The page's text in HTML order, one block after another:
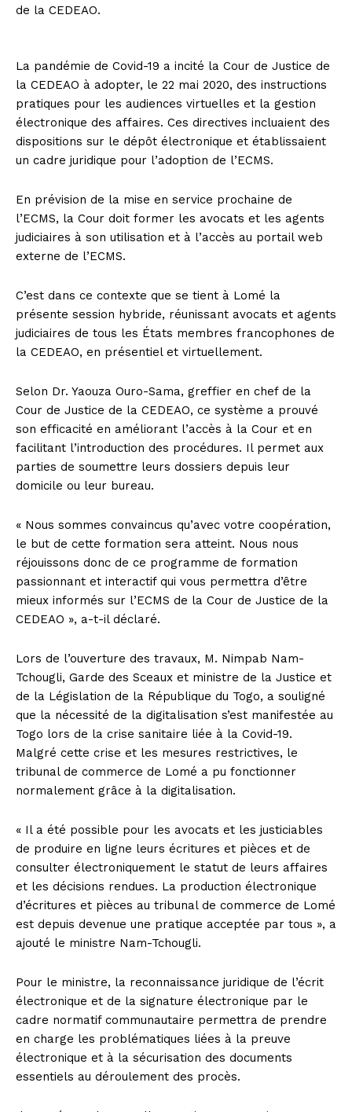
de la CEDEAO.
La pandémie de Covid-19 a incité la Cour de Justice de
la CEDEAO à adopter, le 22 mai 2020, des instructions
pratiques pour les audiences virtuelles et la gestion
électronique des affaires. Ces directives incluaient des
dispositions sur le dépôt électronique et établissaient
un cadre juridique pour l’adoption de l’ECMS.
En prévision de la mise en service prochaine de
l’ECMS, la Cour doit former les avocats et les agents
judiciaires à son utilisation et à l’accès au portail web
externe de l’ECMS.
C’est dans ce contexte que se tient à Lomé la
présente session hybride, réunissant avocats et agents
judiciaires de tous les États membres francophones de
la CEDEAO, en présentiel et virtuellement.
Selon Dr. Yaouza Ouro-Sama, greffier en chef de la
Cour de Justice de la CEDEAO, ce système a prouvé
son efficacité en améliorant l’accès à la Cour et en
facilitant l’introduction des procédures. Il permet aux
parties de soumettre leurs dossiers depuis leur
domicile ou leur bureau.
« Nous sommes convaincus qu’avec votre coopération,
le but de cette formation sera atteint. Nous nous
réjouissons donc de ce programme de formation
passionnant et interactif qui vous permettra d’être
mieux informés sur l’ECMS de la Cour de Justice de la
CEDEAO », a-t-il déclaré.
Lors de l’ouverture des travaux, M. Nimpab Nam-
Tchougli, Garde des Sceaux et ministre de la Justice et
de la Législation de la République du Togo, a souligné
que la nécessité de la digitalisation s’est manifestée au
Togo lors de la crise sanitaire liée à la Covid-19.
Malgré cette crise et les mesures restrictives, le
tribunal de commerce de Lomé a pu fonctionner
normalement grâce à la digitalisation.
« Il a été possible pour les avocats et les justiciables
de produire en ligne leurs écritures et pièces et de
consulter électroniquement le statut de leurs affaires
et les décisions rendues. La production électronique
d’écritures et pièces au tribunal de commerce de Lomé
est depuis devenue une pratique acceptée par tous », a
ajouté le ministre Nam-Tchougli.
Pour le ministre, la reconnaissance juridique de l’écrit
électronique et de la signature électronique par le
cadre normatif communautaire permettra de prendre
en charge les problématiques liées à la preuve
électronique et à la sécurisation des documents
essentiels au déroulement des procès.